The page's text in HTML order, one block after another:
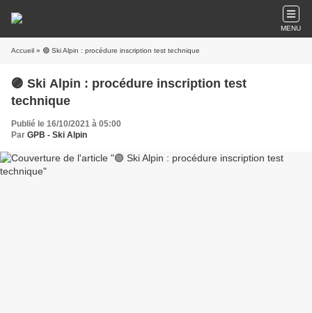
MENU
Accueil » 🟣 Ski Alpin : procédure inscription test technique
🟣 Ski Alpin : procédure inscription test
technique
Publié le 16/10/2021 à 05:00
Par GPB - Ski Alpin